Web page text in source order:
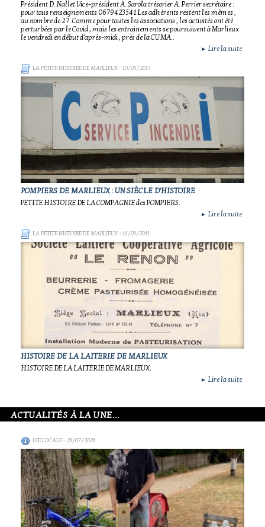
Président D. Nallet Vice-président A. Sarola trésorier A. Perrier secrétaire :
pour tous renseignements 0679423541 Les adhérents restent les mêmes ,
au nombre de 27. Comme pour toutes les associations , les activités ont été
perturbées par le Covid , mais les entrainements se poursuivent à Marlieux
le vendredi en début d'après-midi , près de la CUMA..
► Lire la suite
LA PETITE HISTOIRE DE MARLIEUX- 10/05/2013
POMPIERS DE MARLIEUX : UN SIÈCLE D'HISTOIRE
PETITE HISTOIRE DE LA COMPAGNIE des POMPIERS.
► Lire la suite
LA PETITE HISTOIRE DE MARLIEUX- 16/09/2011
HISTOIRE DE LA LAITERIE DE MARLIEUX
HISTOIRE DE LA LAITERIE DE MARLIEUX.
► Lire la suite
ACTUALITÉS À LA UNE...
VIE LOCALE- 28/07/2026